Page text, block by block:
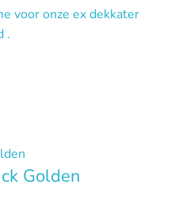
voor onze ex dekkater
.
Golden